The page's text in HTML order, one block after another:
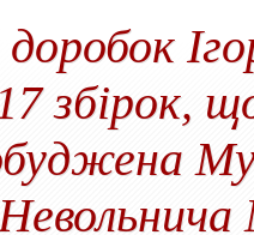
збірок,